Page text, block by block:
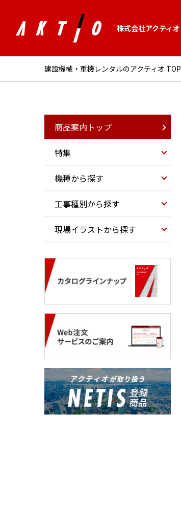
株式会社アクティオ
建設機械・重機レンタルのアクティオ TOP
商品案内トップ
特集
機種から探す
工事種別から探す
現場イラストから探す